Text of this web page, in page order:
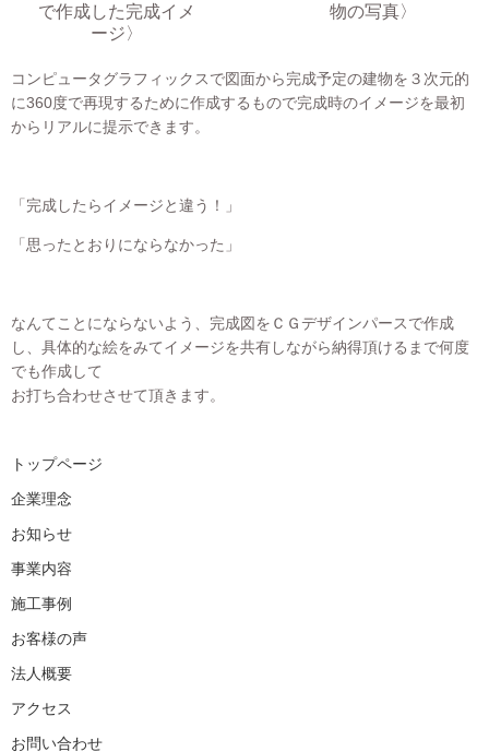
で作成した完成イメ
ージ〉
物の写真〉
コンピュータグラフィックスで図面から完成予定の建物を３次元的
に360度で再現するために作成するもので完成時のイメージを最初
からリアルに提示できます。
「完成したらイメージと違う！」
「思ったとおりにならなかった」
なんてことにならないよう、完成図をＣＧデザインパースで作成
し、具体的な絵をみてイメージを共有しながら納得頂けるまで何度
でも作成して
お打ち合わせさせて頂きます。
トップページ
企業理念
お知らせ
事業内容
施工事例
お客様の声
法人概要
アクセス
お問い合わせ